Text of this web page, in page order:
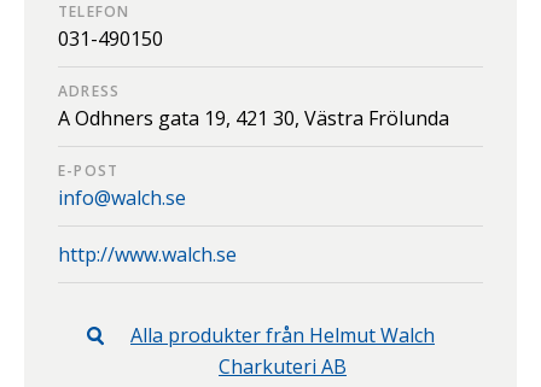
TELEFON
031-490150
ADRESS
A Odhners gata 19, 421 30, Västra Frölunda
E-POST
info@walch.se
http://www.walch.se
Alla produkter från Helmut Walch
Charkuteri AB